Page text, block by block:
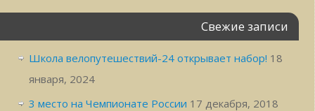
Свежие записи
Школа велопутешествий-24 открывает набор! 18
января, 2024
3 место на Чемпионате России 17 декабря, 2018